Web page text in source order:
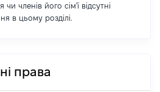
членів його сім'ї відсутні
в цьому розділі.
права